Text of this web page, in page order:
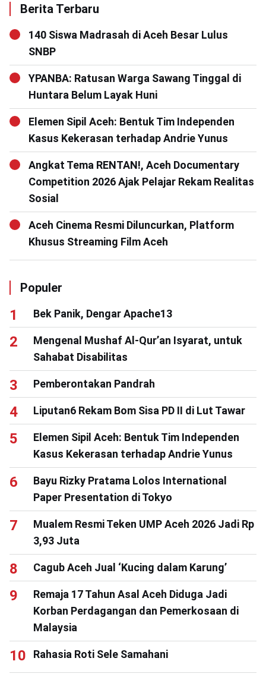
Berita Terbaru
140 Siswa Madrasah di Aceh Besar Lulus
SNBP
YPANBA: Ratusan Warga Sawang Tinggal di
Huntara Belum Layak Huni
Elemen Sipil Aceh: Bentuk Tim Independen
Kasus Kekerasan terhadap Andrie Yunus
Angkat Tema RENTAN!, Aceh Documentary
Competition 2026 Ajak Pelajar Rekam Realitas
Sosial
Aceh Cinema Resmi Diluncurkan, Platform
Khusus Streaming Film Aceh
Populer
Bek Panik, Dengar Apache13
Mengenal Mushaf Al-Qur’an Isyarat, untuk
Sahabat Disabilitas
Pemberontakan Pandrah
Liputan6 Rekam Bom Sisa PD II di Lut Tawar
Elemen Sipil Aceh: Bentuk Tim Independen
Kasus Kekerasan terhadap Andrie Yunus
Bayu Rizky Pratama Lolos International
Paper Presentation di Tokyo
Mualem Resmi Teken UMP Aceh 2026 Jadi Rp
3,93 Juta
Cagub Aceh Jual ‘Kucing dalam Karung’
Remaja 17 Tahun Asal Aceh Diduga Jadi
Korban Perdagangan dan Pemerkosaan di
Malaysia
Rahasia Roti Sele Samahani